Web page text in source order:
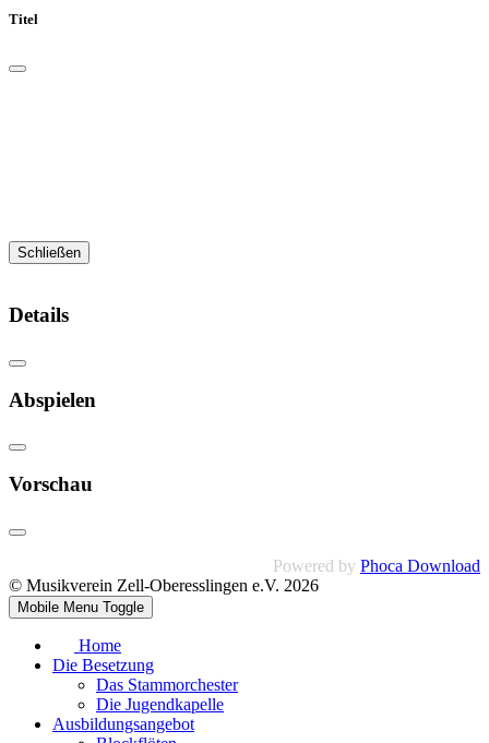
Titel
Schließen
Details
Abspielen
Vorschau
Powered by Phoca Download
© Musikverein Zell-Oberesslingen e.V. 2026
Mobile Menu Toggle
Home
Die Besetzung
Das Stammorchester
Die Jugendkapelle
Ausbildungsangebot